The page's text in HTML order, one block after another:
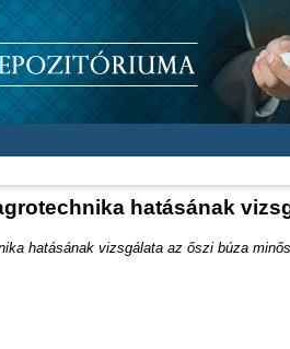
hatásának
hatásának vizsgálata az őszi búza